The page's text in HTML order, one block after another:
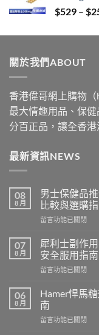
$529 – $
關於我們ABOUT
香港偉哥網上購物
最大情趣用品、保
分百正品，讓全香
最新資訊NEWS
08
8 月
男士保健品
比較與選購
在
士
保
健
品
介
2026
｜
香
留言功能已關閉
07
8 月
犀利士副作
安全服用指南
在
利
士
副
作
留言功能已關閉
06
8 月
Hamer悍馬
南
在
留言功能已關閉